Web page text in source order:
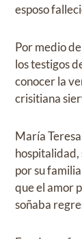
esposo
Por medio
los testigos
conocer la
crisitiana
María
hospitalidad,
por su
que el amor
soñaba